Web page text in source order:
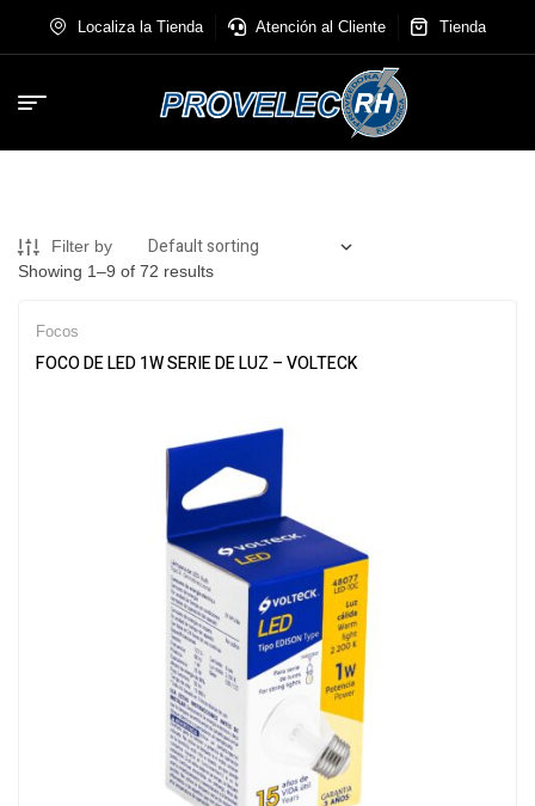
Localiza la Tienda Atención al Cliente Tienda
Filter by
Showing 1–9 of 72 results
Focos
FOCO DE LED 1W SERIE DE LUZ – VOLTECK